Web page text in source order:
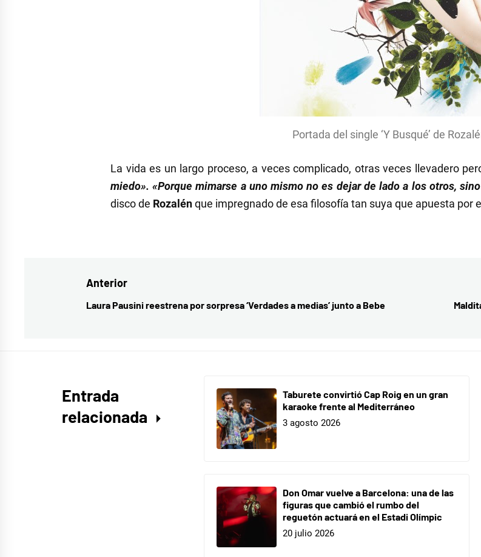
Portada del single ‘Y Busqué’ de
La vida es un largo proceso, a veces complicado, otras veces llevadero
miedo». «Porque mimarse a uno mismo no es dejar de lado a los otros,
disco de Rozalénque impregnado de esa filosofía tan suya que apuesta
México
nuevo
Navegación
de
Anterior
Entrada
Laura Pausini reestrena por sorpresa ‘Verdades a medias’ junto a Bebe
Entrada
relacionada
Taburete convirtió Cap Roig en un gran
karaoke frente al Mediterráneo
3 agosto 2026
Don Omar vuelve a Barcelona: una de las
figuras que cambió el rumbo del
reguetón actuará en el Estadi Olímpic
20 julio 2026